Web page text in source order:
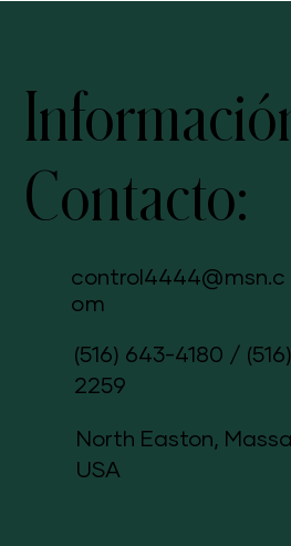
Contacto:
control4444@msn.c
om
(516) 643-4180 /
2259
North Easton,
USA